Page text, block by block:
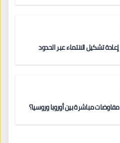
تشكيل الانتماء عبر الحدود
مباشرة بين أوروبا وروسيا؟